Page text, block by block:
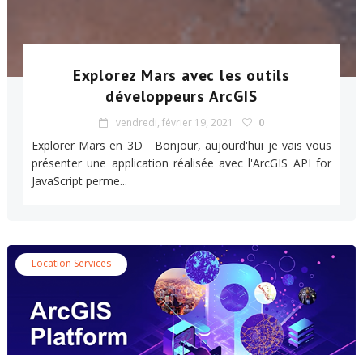
Explorez Mars avec les outils
développeurs ArcGIS
vendredi, février 19, 2021 0
Explorer Mars en 3D Bonjour, aujourd'hui je vais vous
présenter une application réalisée avec l'ArcGIS API for
JavaScript perme...
Location Services